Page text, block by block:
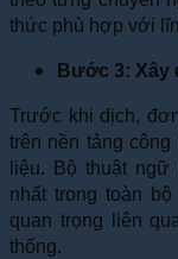
thức phù hợp với
Bước 3: Xây
Trước khi dịch,
trên nền tảng
liệu. Bộ thuật
nhất trong toàn
quan trọng liên
thống.